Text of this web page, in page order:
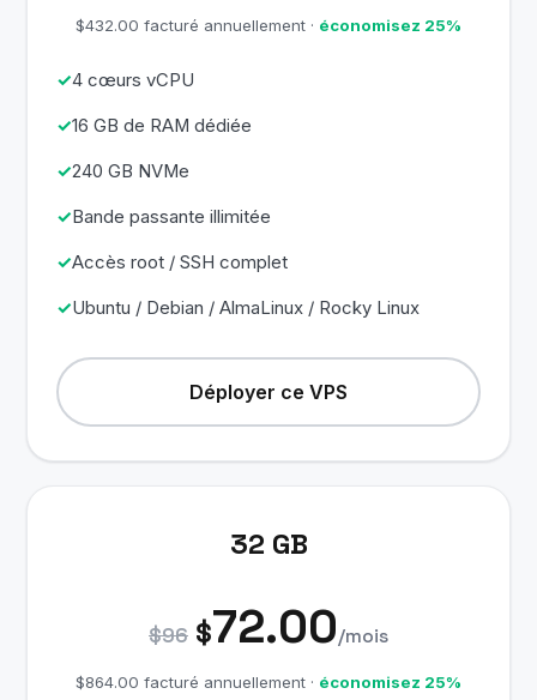
$432.00 facturé annuellement · économisez 25%
4 cœurs vCPU
16 GB de RAM dédiée
240 GB NVMe
Bande passante illimitée
Accès root / SSH complet
Ubuntu / Debian / AlmaLinux / Rocky Linux
Déployer ce VPS
32 GB
$96 $72.00/mois
$864.00 facturé annuellement · économisez 25%